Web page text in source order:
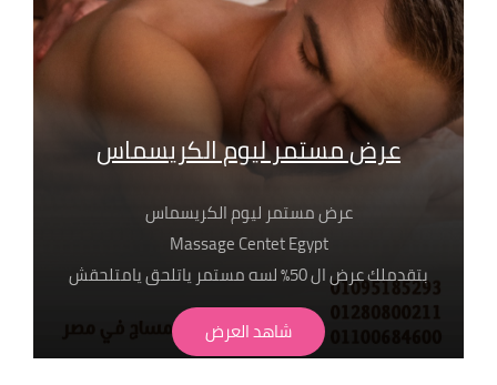
عرض مستمر ليوم الكريسماس
عرض مستمر ليوم الكريسماس
Massage Centet Egypt
بتقدملك عرض ال 50٪ لسه مستمر ياتلحق يامتلحقش
متاح جميع انواع سكراب العود الملكي و لافندر و الورد
الطبيعي وغيرهم من منتجات ذا بودي شوب
الطبيعية 100%
شاهد العرض